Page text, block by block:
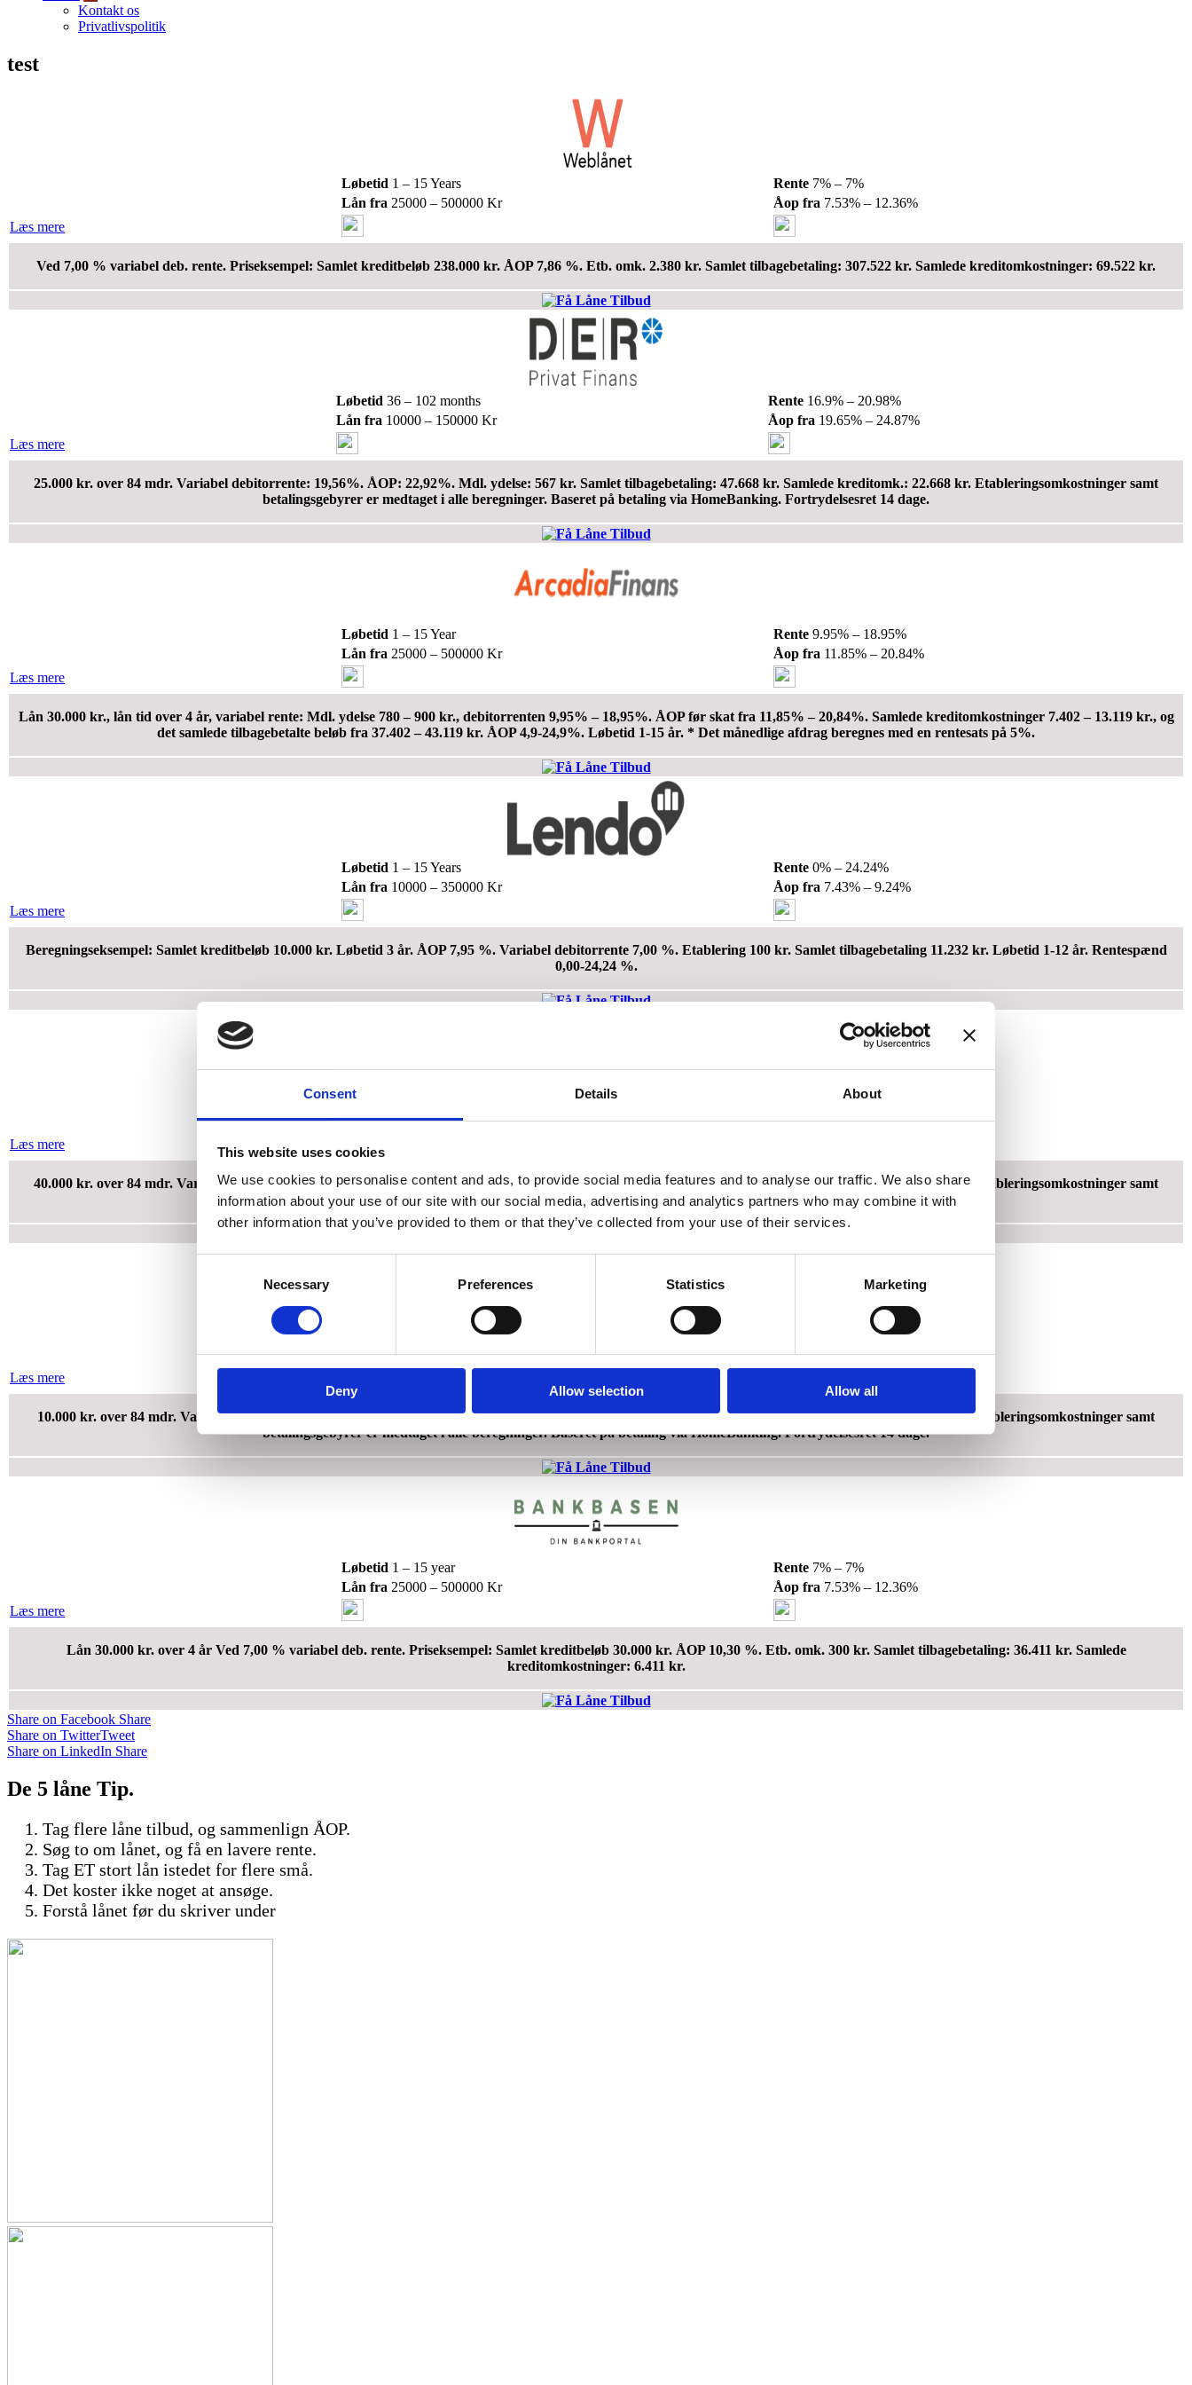
Consent Details About
This website uses cookies
We use cookies to personalise content and ads, to provide social media features and to analyse our traffic. We also share
information about your use of our site with our social media, advertising and analytics partners who may combine it with
other information that you’ve provided to them or that they’ve collected from your use of their services.
Necessary Preferences Statistics Marketing
Deny Allow selection Allow all
Kontakt os
Privatlivspolitik
test
Løbetid 1 – 15 Years Rente 7% – 7%
Lån fra 25000 – 500000 Kr Åop fra 7.53% – 12.36%
Læs mere
Ved 7,00 % variabel deb. rente. Priseksempel: Samlet kreditbeløb 238.000 kr. ÅOP 7,86 %. Etb. omk. 2.380 kr. Samlet tilbagebetaling: 307.522 kr. Samlede kreditomkostninger: 69.522 kr.
Løbetid 36 – 102 months Rente 16.9% – 20.98%
Lån fra 10000 – 150000 Kr Åop fra 19.65% – 24.87%
Læs mere
25.000 kr. over 84 mdr. Variabel debitorrente: 19,56%. ÅOP: 22,92%. Mdl. ydelse: 567 kr. Samlet tilbagebetaling: 47.668 kr. Samlede kreditomk.: 22.668 kr. Etableringsomkostninger samt
betalingsgebyrer er medtaget i alle beregninger. Baseret på betaling via HomeBanking. Fortrydelsesret 14 dage.
Løbetid 1 – 15 Year Rente 9.95% – 18.95%
Lån fra 25000 – 500000 Kr Åop fra 11.85% – 20.84%
Læs mere
Lån 30.000 kr., lån tid over 4 år, variabel rente: Mdl. ydelse 780 – 900 kr., debitorrenten 9,95% – 18,95%. ÅOP før skat fra 11,85% – 20,84%. Samlede kreditomkostninger 7.402 – 13.119 kr., og
det samlede tilbagebetalte beløb fra 37.402 – 43.119 kr. ÅOP 4,9-24,9%. Løbetid 1-15 år. * Det månedlige afdrag beregnes med en rentesats på 5%.
Løbetid 1 – 15 Years Rente 0% – 24.24%
Lån fra 10000 – 350000 Kr Åop fra 7.43% – 9.24%
Læs mere
Beregningseksempel: Samlet kreditbeløb 10.000 kr. Løbetid 3 år. ÅOP 7,95 %. Variabel debitorrente 7,00 %. Etablering 100 kr. Samlet tilbagebetaling 11.232 kr. Løbetid 1-12 år. Rentespænd
0,00-24,24 %.
Løbetid
16.9% – 20.98%
Lån fra10000 – 150000 Kr Åop fra19.65% – 24.87%
Læs mere
40.000 kr. over 84 mdr. Variabel debitorrente: 19,56%. ÅOP: 22,92%. Mdl. ydelse: 908 kr. Samlet tilbagebetaling: 76.270 kr. Samlede kreditomk.: 36.270 kr. Etableringsomkostninger samt
betalingsgebyrer er medtaget i alle beregninger. Baseret på betaling via HomeBanking. Fortrydelsesret 14 dage.
36 – 102 Months
16.9% – 20.98%
Lån fra10000 – 150000 Kr Åop fra19.65% – 24.87%
Læs mere
10.000 kr. over 84 mdr. Variabel debitorrente: 19,56%. ÅOP: 22,92%. Mdl. ydelse: 227 kr. Samlet tilbagebetaling: 19.067 kr. Samlede kreditomk.: 9.067 kr. Etableringsomkostninger samt
betalingsgebyrer er medtaget i alle beregninger. Baseret på betaling via HomeBanking. Fortrydelsesret 14 dage.
Løbetid 1 – 15 year Rente 7% – 7%
Lån fra 25000 – 500000 Kr Åop fra 7.53% – 12.36%
Læs mere
Lån 30.000 kr. over 4 år Ved 7,00 % variabel deb. rente. Priseksempel: Samlet kreditbeløb 30.000 kr. ÅOP 10,30 %. Etb. omk. 300 kr. Samlet tilbagebetaling: 36.411 kr. Samlede
kreditomkostninger: 6.411 kr.
Share on Facebook Share
Share on TwitterTweet
Share on LinkedIn Share
De 5 låne Tip.
Tag flere låne tilbud, og sammenlign ÅOP.
Søg to om lånet, og få en lavere rente.
Tag ET stort lån istedet for flere små.
Det koster ikke noget at ansøge.
Forstå lånet før du skriver under